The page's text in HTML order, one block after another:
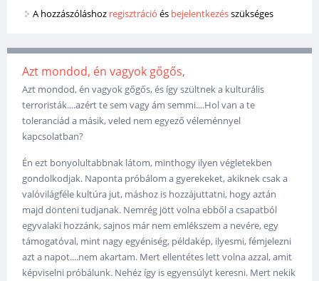
A hozzászóláshoz regisztráció és bejelentkezésszükséges
Azt mondod, én vagyok gőgős,
Azt mondod, én vagyok gőgős, és így szültnek a kulturális
terroristák....azért te sem vagy ám semmi....Hol van a te
toleranciád a másik, veled nem egyező véleménnyel
kapcsolatban?
Én ezt bonyolultabbnak látom, minthogy ilyen végletekben
gondolkodjak. Naponta próbálom a gyerekeket, akiknek csak a
valóvilágféle kultúra jut, máshoz is hozzájuttatni, hogy aztán
majd dönteni tudjanak. Nemrég jött volna ebből a csapatból
egyvalaki hozzánk, sajnos már nem emlékszem a nevére, egy
támogatóval, mint nagy egyéniség, példakép, ilyesmi, fémjelezni
azt a napot....nem akartam. Mert ellentétes lett volna azzal, amit
képviselni próbálunk. Nehéz így is egyensúlyt keresni. Mert nekik